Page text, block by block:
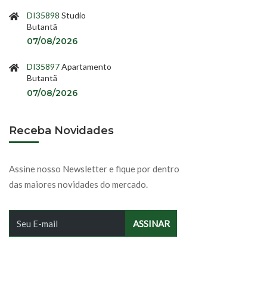
DI35898 Studio
Butantã
07/08/2026
DI35897Apartamento
Butantã
07/08/2026
Receba Novidades
Assine nosso Newsletter e fique por dentro
das maiores novidades do mercado.